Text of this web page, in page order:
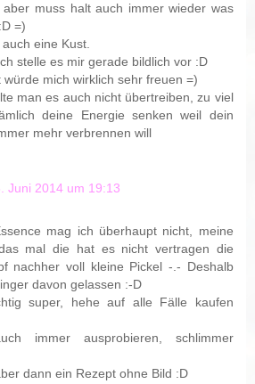
aber muss halt auch immer wieder was
=)
eine Kust.
stelle es mir gerade bildlich vor :D
würde mich wirklich sehr freuen =)
man es auch nicht übertreiben, zu viel
deine Energie senken weil dein
mehr verbrennen will
Juni 2014 um 19:13
mag ich überhaupt nicht, meine
mal die hat es nicht vertragen die
nachher voll kleine Pickel -.- Deshalb
davon gelassen :-D
super, hehe auf alle Fälle kaufen
immer ausprobieren, schlimmer
dann ein Rezept ohne Bild :D